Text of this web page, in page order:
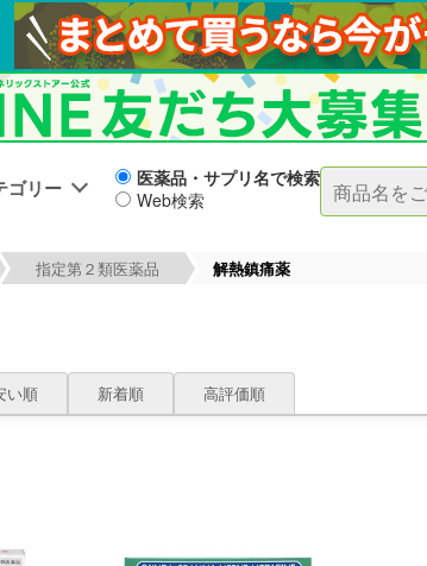
ゴリー
医薬品・サプリ名で検索
Web検索
指定第２類医薬品 解熱鎮痛薬
い順 新着順 高評価順